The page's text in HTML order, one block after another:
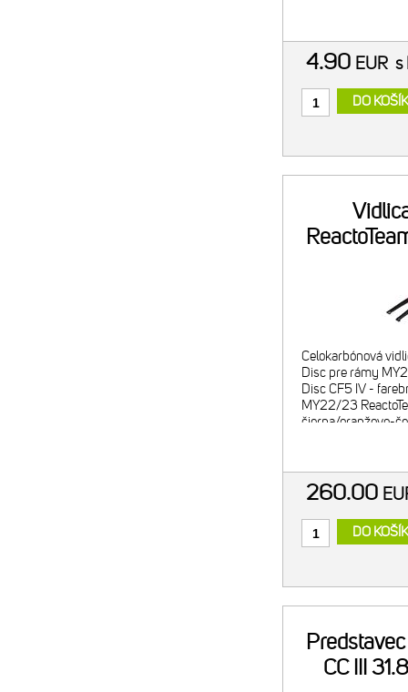
aer
4.90 EUR s
DO
Celokarbónová
Disc pre rámy
Disc CF5 IV -
MY22/23
čierna/oranžovo-
260.00
DO
CC III